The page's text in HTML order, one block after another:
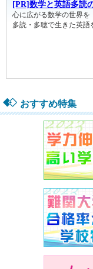
おすすめ特集